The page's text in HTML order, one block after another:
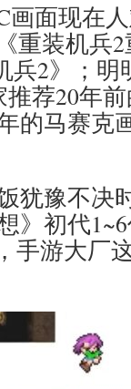
画面现在
重装机兵
兵2》；
荐20年
马赛克
犹豫不决
》初代
手游大厂